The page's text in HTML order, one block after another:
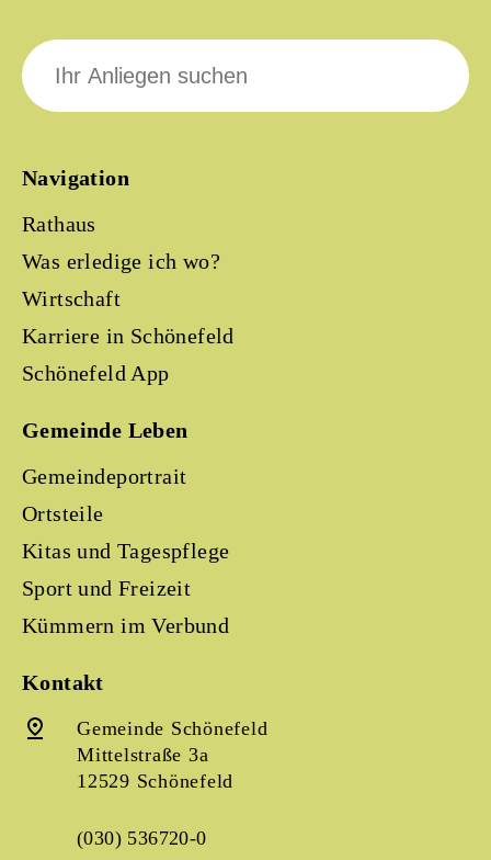
Navigation
Rathaus
Was erledige ich wo?
Wirtschaft
Karriere in Schönefeld
Schönefeld App
Gemeinde Leben
Gemeindeportrait
Ortsteile
Kitas und Tagespflege
Sport und Freizeit
Kümmern im Verbund
Kontakt
Gemeinde Schönefeld
Mittelstraße 3a
12529 Schönefeld
(030) 536720-0
Suche
nach: